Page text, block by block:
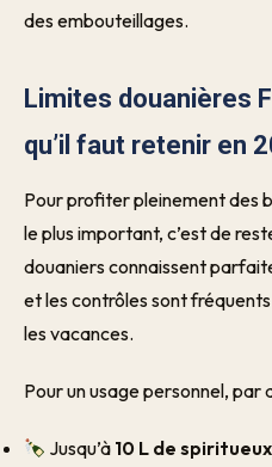
des embouteillages.
Limites douanières
qu’il faut retenir en
Pour profiter pleinement des
le plus important, c’est de
douaniers connaissent
et les contrôles sont
les vacances.
Pour un usage personnel, par
Jusqu’à 10 L de spiritueux